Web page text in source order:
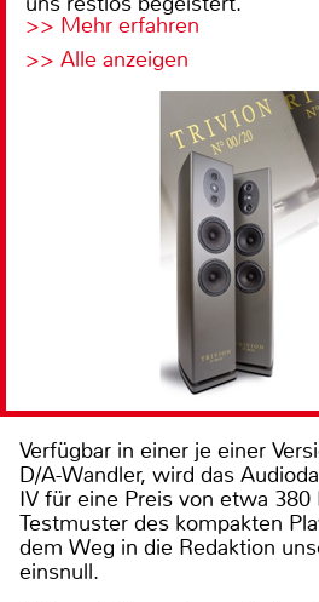
>> Mehr erfahren
>> Alle anzeigen
Verfügbar in einer je einer
D/A-Wandler, wird das
IV für eine Preis von etwa 380
Testmuster des kompakten
dem Weg in die Redaktion
einsnull.